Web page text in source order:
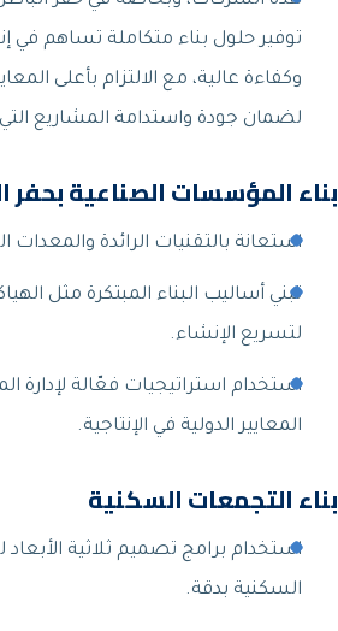
توفير حلول بناء متكاملة تساهم في
وكفاءة عالية، مع الالتزام بأعلى
لضمان جودة واستدامة المشاريع التي
بناء المؤسسات الصناعية بحفر
استعانة بالتقنيات الرائدة والمعدات
تبني أساليب البناء المبتكرة مثل
لتسريع الإنشاء.
استخدام استراتيجيات فعّالة لإدارة
المعايير الدولية في الإنتاجية.
بناء التجمعات السكنية
استخدام برامج تصميم ثلاثية
السكنية بدقة.